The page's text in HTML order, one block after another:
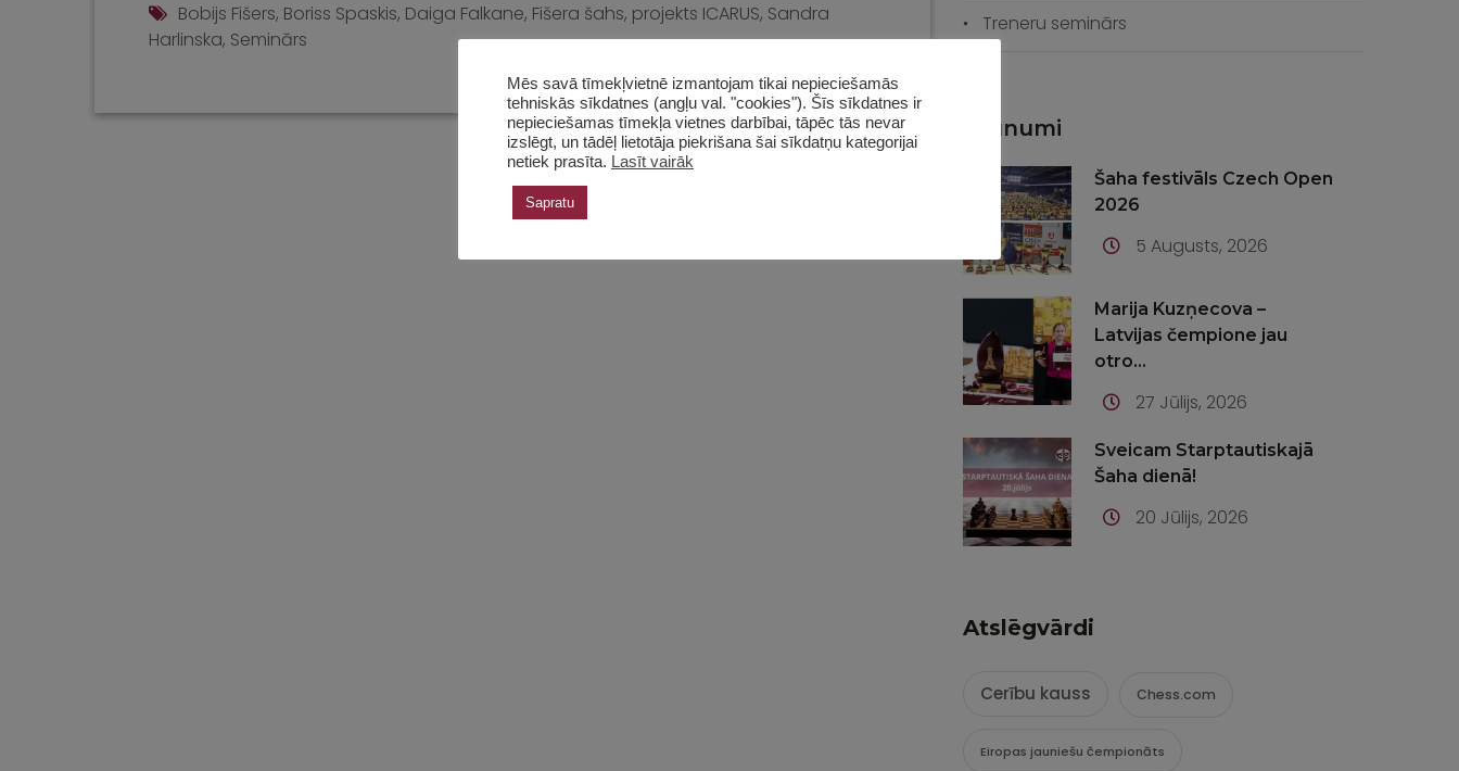
Bobijs Fišers, Boriss Spaskis, Daiga Falkane, Fišera šahs, projekts ICARUS, Sandra
Harlinska, Seminārs
Treneru seminārs
Jaunumi
Šaha festivāls Czech Open
2026
5 Augusts, 2026
Marija Kuzņecova –
Latvijas čempione jau
otro...
27 Jūlijs, 2026
Sveicam Starptautiskajā
Šaha dienā!
20 Jūlijs, 2026
Atslēgvārdi
Cerību kauss Chess.com
Eiropas jauniešu čempionāts
Mēs savā tīmekļvietnē izmantojam tikai nepieciešamās
tehniskās sīkdatnes (angļu val. "cookies"). Šīs sīkdatnes ir
nepieciešamas tīmekļa vietnes darbībai, tāpēc tās nevar
izslēgt, un tādēļ lietotāja piekrišana šai sīkdatņu kategorijai
netiek prasīta. Lasīt vairāk
Sapratu